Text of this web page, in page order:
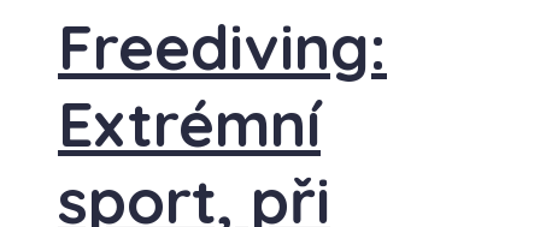
Freediving:
Extrémní
sport, při